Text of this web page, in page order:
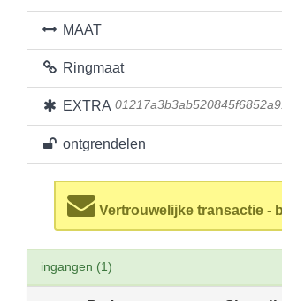
MAAT
Ringmaat
EXTRA
ontgrendelen
Vertrouwelijke transactie -
ingangen (1)